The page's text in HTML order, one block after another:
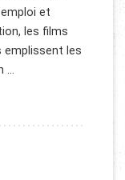
et
les films
emplissent les